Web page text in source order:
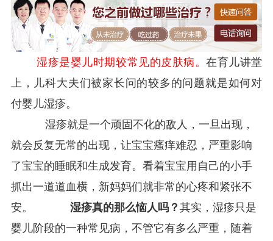
湿疹是婴儿时期较常见的皮肤病。在育儿讲堂
上，儿科大夫们被家长问的较多的问题就是如何对
付婴儿湿疹。
湿疹就是一个顽固不化的敌人，一旦出现，
就会反复无常的出现，让宝宝瘙痒难忍，严重影响
了宝宝的睡眠和生成发育。看着宝宝用自己的小手
抓出一道道血横，新妈妈们就非常的心疼和紧张不
安。
湿疹真的那么恼人吗？ 其实，湿疹只是
婴儿阶段的一种常见病，不管它有多么严重，随着